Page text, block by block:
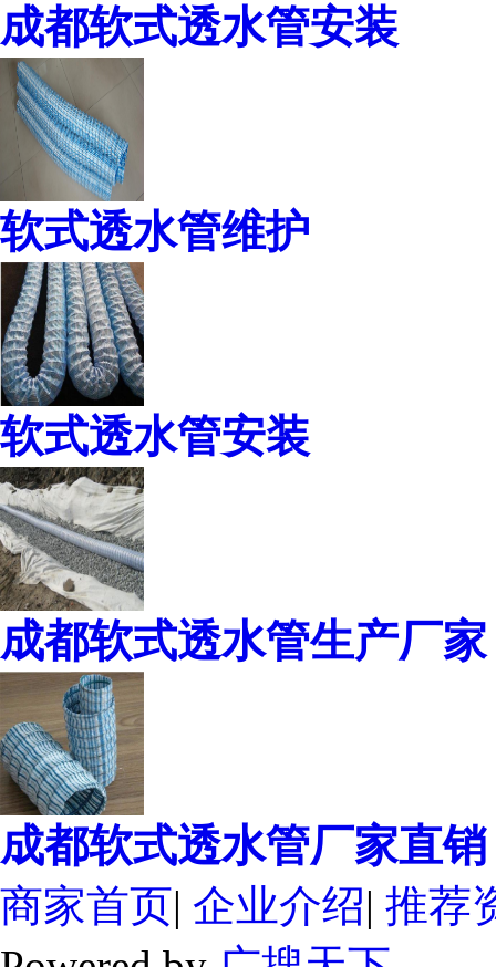
成都软式透水管安装
软式透水管维护
软式透水管安装
成都软式透水管生产厂家
成都软式透水管厂家直销
商家首页| 企业介绍| 推荐